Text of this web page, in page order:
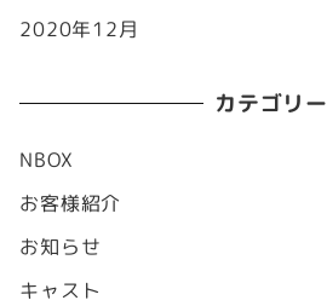
2020年12月
カテゴリー
NBOX
お客様紹介
お知らせ
キャスト